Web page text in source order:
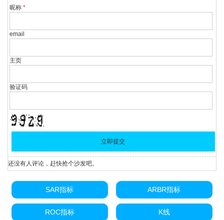
昵称*
email
主页
验证码
还没有人评论，赶快抢个沙发吧。
SAR指标 ARBR指标
ROC指标 K线